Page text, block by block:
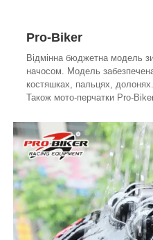
Pro-Biker
Відмінна бюджетна модель
начосом. Модель
костяшках, пальцях, долонях.
Також мото-перчатки Pro-Biker